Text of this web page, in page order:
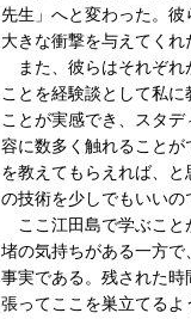
先生」へと変わった。
大きな衝撃を与えてくれ
また、彼らはそれぞれ
ことを経験談として私
ことが実感でき、スタ
容に数多く触れること
を教えてもらえれば、
の技術を少しでもいいの
ここ江田島で学ぶこと
堵の気持ちがある一方
事実である。残された
張ってここを巣立てる